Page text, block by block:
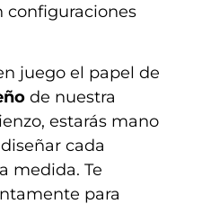
configuraciones
juego el papel de
de nuestra
estarás mano
cada
medida. Te
para